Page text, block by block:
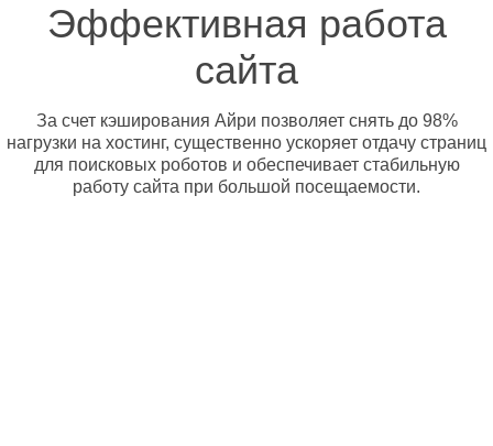
Эффективная работа
сайта
За счет кэширования Айри позволяет снять до 98%
нагрузки на хостинг, существенно ускоряет отдачу страниц
для поисковых роботов и обеспечивает стабильную
работу сайта при большой посещаемости.